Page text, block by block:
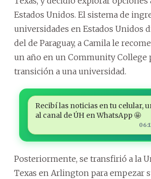
Estados Unidos. El sistema de
universidades en Estados Unidos
del de Paraguay, a Camila le
un año en un Community College
transición a una universidad.
Recibí las noticias en tu celular,
al canal de ÚH en WhatsApp 🤩
Posteriormente, se transfirió a la
Texas en Arlington para empezar